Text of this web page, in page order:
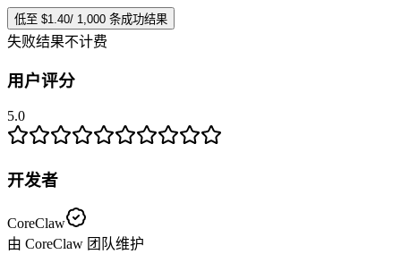
低至 $1.40/ 1,000 条成功结果
失败结果不计费
用户评分
5.0
开发者
CoreClaw
由 CoreClaw 团队维护